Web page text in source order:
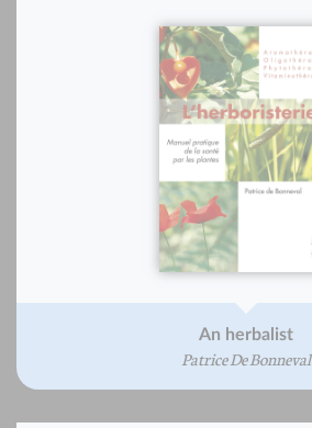
An herbalist
Patrice De Bonneval